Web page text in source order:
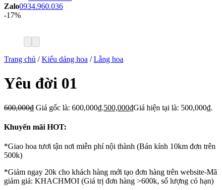
Zalo0934.960.036
-17%
Trang chủ / Kiểu dáng hoa / Lẵng hoa
Yêu đời 01
600,000₫ Giá gốc là: 600,000₫.500,000₫Giá hiện tại là: 500,000₫.
Khuyến mãi HOT:
*Giao hoa tươi tận nơi miễn phí nội thành (Bán kính 10km đơn trên
500k)
*Giảm ngay 20k cho khách hàng mới tạo đơn hàng trên website-Mã
giảm giá: KHACHMOI (Giá trị đơn hàng >600k, số lượng có hạn)